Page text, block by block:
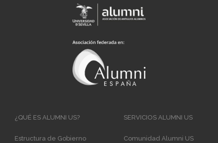
Main
¿QUÉ ES ALUMNI US?
Estructura de Gobierno
SERVICIOS ALUMNI US
Comunidad Alumni US